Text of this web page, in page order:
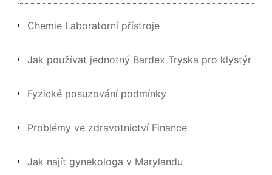
Chemie Laboratorní přístroje
Jak používat jednotný Bardex Tryska pro klystýr
Fyzické posuzování podmínky
Problémy ve zdravotnictví Finance
Jak najít gynekologa v Marylandu